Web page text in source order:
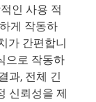
인 사용 적
게 작동하
가 간편합니
으로 작동하
과, 전체 긴
신뢰성을 제